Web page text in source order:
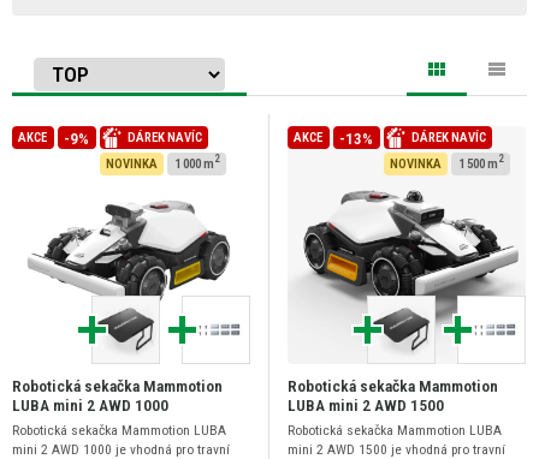
AKCE -9%
DÁREK NAVÍC
NOVINKA
1 000 m 2
Robotická sekačka Mammotion
LUBA mini 2 AWD 1000
Robotická sekačka Mammotion LUBA
mini 2 AWD 1000 je vhodná pro travní
AKCE -13%
DÁREK NAVÍC
NOVINKA
1 500 m 2
Robotická sekačka Mammotion
LUBA mini 2 AWD 1500
Robotická sekačka Mammotion LUBA
mini 2 AWD 1500 je vhodná pro travní